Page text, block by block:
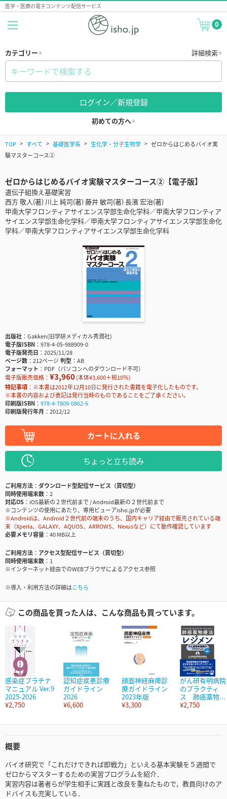
医学・医療の電子コンテンツ配信サービス
0
カテゴリー 詳細検索
ログイン／新規登録
初めての方へ
TOP すべて 基礎医学系 生化学・分子生物学
ゼロからはじめるバイオ実
験マスターコース②
ゼロからはじめるバイオ実験マスターコース②【電子版】
遺伝子組換え基礎実習
西方 敬人(著) 川上 純司(著) 藤井 敏司(著) 長濱 宏治(著)
甲南大学フロンティアサイエンス学部生命化学科／甲南大学フロンティア
サイエンス学部生命化学科／甲南大学フロンティアサイエンス学部生命化
学科／甲南大学フロンティアサイエンス学部生命化学科
出版社
Gakken(旧学研メディカル秀潤社)
電子版ISBN
978-4-05-988909-0
電子版発売日
2025/11/28
ページ数
212ページ判型
AB
フォーマット
PDF（パソコンへのダウンロード不可）
電子版販売価格： ¥3,960(本体¥3,600＋税10％)
特記事項
※本書は2012年12月10日に発行された書籍を電子化したものです。
※本書の内容および表記は発行当時のものであることをご了承ください。
印刷版ISBN
978-4-7809-0862-6
印刷版発行年月
2012/12
カートに入れる
ちょっと立ち読み
ご利用方法
ダウンロード型配信サービス（買切型）
同時使用端末数
2
対応OS
iOS最新の２世代前まで / Android最新の２世代前まで
※コンテンツの使用にあたり、専用ビューアisho.jpが必要
※Androidは、Android２世代前の端末のうち、国内キャリア経由で販売されている端
末（Xperia、GALAXY、AQUOS、ARROWS、Nexusなど）にて動作確認しています
必要メモリ容量
40 MB以上
ご利用方法
アクセス型配信サービス（買切型）
同時使用端末数
1
※インターネット経由でのWEBブラウザによるアクセス参照
※導入・利用方法の詳細はこちら
この商品を買った人は、こんな商品も買っています。
感染症プラチナ
マニュアル Ver.9
2025-2026
¥2,750
認知症疾患診療
ガイドライン
2026
¥6,600
顔面神経麻痺診
療ガイドライン
2023年版
¥3,300
がん研有明病院
のプラクティ
ス 肺癌薬物...
¥2,750
概要
バイオ研究で「これだけできれば即戦力」といえる基本実験を５週間で
ゼロからマスターするための実習プログラムを紹介．
実習内容は著者らが学生相手に実践と改良を重ねたもので，教員向けのア
ドバイスも充実している．